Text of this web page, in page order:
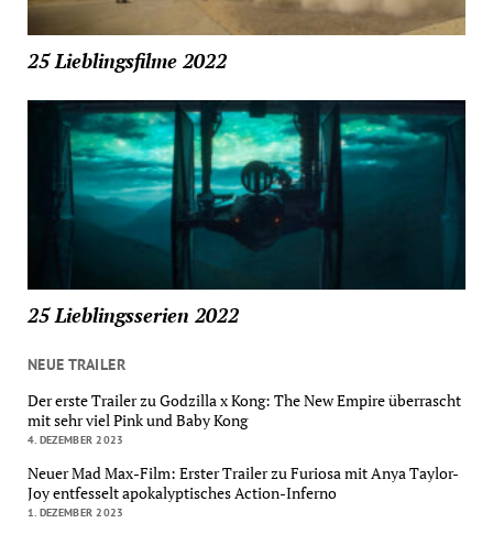
25 Lieblingsfilme 2022
25 Lieblingsserien 2022
NEUE TRAILER
Der erste Trailer zu Godzilla x Kong: The New Empire überrascht
mit sehr viel Pink und Baby Kong
4. DEZEMBER 2023
Neuer Mad Max-Film: Erster Trailer zu Furiosa mit Anya Taylor-
Joy entfesselt apokalyptisches Action-Inferno
1. DEZEMBER 2023